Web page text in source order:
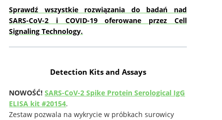
Sprawdź wszystkie rozwiązania do badań nad
SARS-CoV-2 i COVID-19 oferowane przez Cell
Signaling Technology.
Detection Kits and Assays
NOWOŚĆ! SARS-CoV-2 Spike Protein Serological IgG
ELISA kit #20154.
Zestaw pozwala na wykrycie w próbkach surowicy